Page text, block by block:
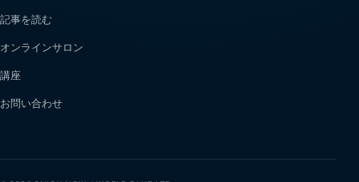
記事を読む
オンラインサロン
講座
お問い合わせ